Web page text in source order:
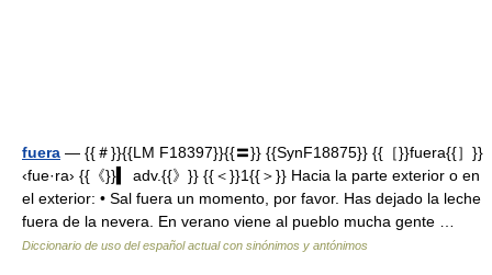
fuera — {{＃}}{{LM F18397}}{{〓}} {{SynF18875}} {{［}}fuera{{］}}
‹fue·ra› {{《}}▍ adv.{{》}} {{＜}}1{{＞}} Hacia la parte exterior o en
el exterior: • Sal fuera un momento, por favor. Has dejado la leche
fuera de la nevera. En verano viene al pueblo mucha gente …
Diccionario de uso del español actual con sinónimos y antónimos